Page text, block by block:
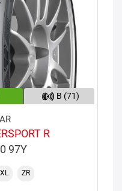
B (71)
R
97Y
XL ZR